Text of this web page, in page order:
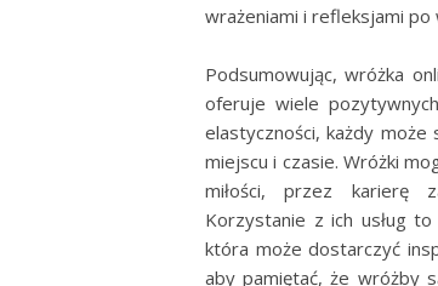
wrażeniami i refleksjami po
Podsumowując, wróżka
oferuje wiele
elastyczności, każdy
miejscu i czasie. Wróżki
miłości, przez karierę
Korzystanie z ich usług
która może dostarczyć
aby pamiętać, że wróżby